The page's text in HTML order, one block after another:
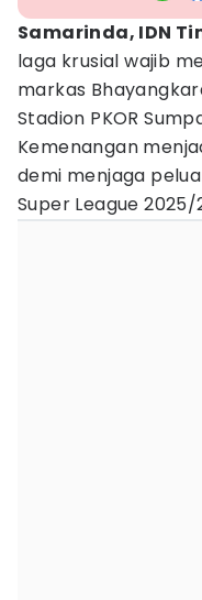
Samarinda, IDN
laga krusial wajib
markas
Stadion PKOR
Kemenangan
demi menjaga
Super League 2025/